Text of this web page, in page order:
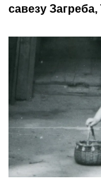
савезу